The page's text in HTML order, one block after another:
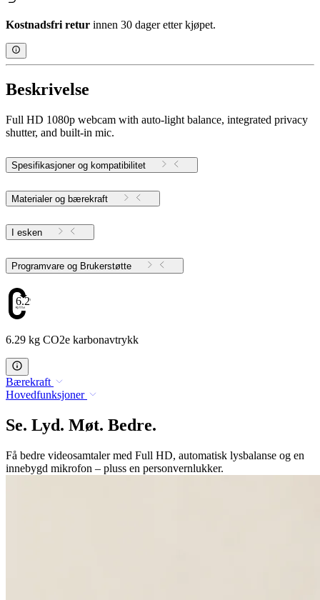
Kostnadsfri retur innen 30 dager etter kjøpet.
Beskrivelse
Full HD 1080p webcam with auto-light balance, integrated privacy
shutter, and built-in mic.
Spesifikasjoner og kompatibilitet
Materialer og bærekraft
I esken
Programvare og Brukerstøtte
6.29
6.29 kg CO2e karbonavtrykk
Bærekraft
Hovedfunksjoner
Se. Lyd. Møt. Bedre.
Få bedre videosamtaler med Full HD, automatisk lysbalanse og en
innebygd mikrofon – pluss en personvernlukker.